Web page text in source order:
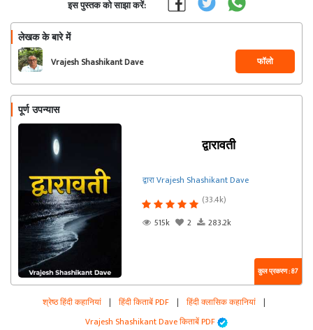
इस पुस्तक को साझा करें:
लेखक के बारे में
Vrajesh Shashikant Dave फॉलो
पूर्ण उपन्यास
द्वारावती
द्वारा Vrajesh Shashikant Dave
(33.4k)
515k
2 283.2k
कुल प्रकरण : 87
श्रेष्ठ हिंदी कहानियां | हिंदी किताबें PDF | हिंदी क्लासिक कहानियां |
Vrajesh Shashikant Dave किताबें PDF